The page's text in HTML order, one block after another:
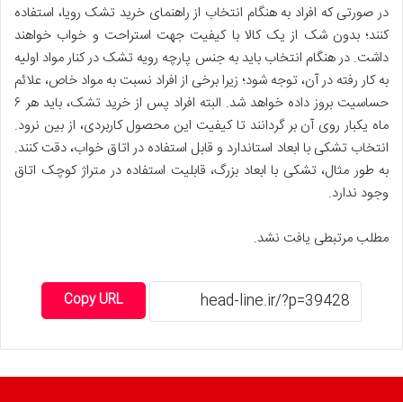
در صورتی که افراد به هنگام انتخاب از راهنمای خرید تشک رویا، استفاده
کنند؛ بدون شک از یک کالا با کیفیت جهت استراحت و خواب خواهند
داشت. در هنگام انتخاب باید به جنس پارچه رویه تشک در کنار مواد اولیه
به کار رفته در آن، توجه شود؛ زیرا برخی از افراد نسبت به مواد خاص، علائم
حساسیت بروز داده خواهد شد. البته افراد پس از خرید تشک، باید هر ۶
ماه یکبار روی آن بر گردانند تا کیفیت این محصول کاربردی، از بین نرود.
انتخاب تشکی با ابعاد استاندارد و قابل استفاده در اتاق خواب، دقت کنند.
به طور مثال، تشکی با ابعاد بزرگ، قابلیت استفاده در متراژ کوچک اتاق
وجود ندارد.
مطلب مرتبطی یافت نشد.
Copy URL